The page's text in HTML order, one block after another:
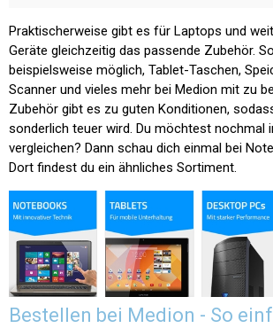
Praktischerweise gibt es für Laptops und
Geräte gleichzeitig das passende Zubehör.
beispielsweise möglich, Tablet-Taschen,
Scanner und vieles mehr bei Medion mit zu
Zubehör gibt es zu guten Konditionen,
sonderlich teuer wird. Du möchtest nochmal
vergleichen? Dann schau dich einmal bei
Dort findest du ein ähnliches Sortiment.
Bestellen bei Medion - So